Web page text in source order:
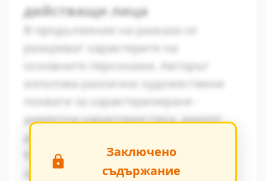
действащи лица
В продължение на разказа се
разкриват характерите на
основните персонажи. Авторът
използва различни художествени
похвати за характеризиране -
директна характеристика, диалог,
действия и вътрешен монолог.
Конфликтът между традиционните
ценности и модерните идеи се
Заключено
съдържание